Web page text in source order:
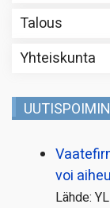
Talous
Yhteiskunta
voi
Lähde: